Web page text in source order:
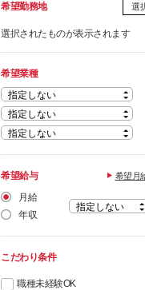
希望勤務地 選
選択されたものが表示されます
希望業種
希望給与 希望月
月給
年収
こだわり条件
職種未経験OK